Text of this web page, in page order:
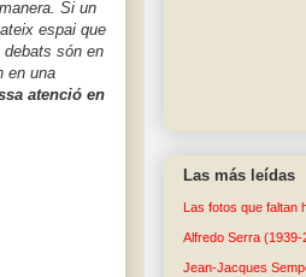
Si un
espai que
són en
en una
atenció en
Las más leídas
Las fotos que
Alfredo Serra (1939-
Jean-Jacques